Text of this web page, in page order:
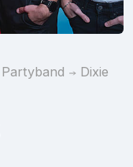
Partyband
Dixie